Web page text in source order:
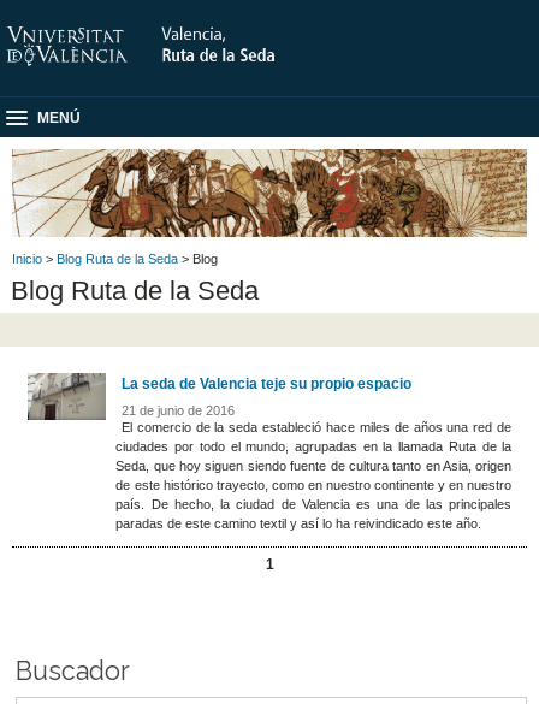
MENÚ
Inicio > Blog Ruta de la Seda > Blog
Blog Ruta de la Seda
La seda de Valencia teje su propio espacio
21 de junio de 2016
El comercio de la seda estableció hace miles de años una red de
ciudades por todo el mundo, agrupadas en la llamada Ruta de la
Seda, que hoy siguen siendo fuente de cultura tanto en Asia, origen
de este histórico trayecto, como en nuestro continente y en nuestro
país. De hecho, la ciudad de Valencia es una de las principales
paradas de este camino textil y así lo ha reivindicado este año.
1
Buscador